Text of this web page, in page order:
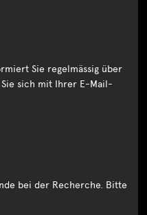
Sie regelmässig über
sich mit Ihrer E-Mail-
bei der Recherche. Bitte